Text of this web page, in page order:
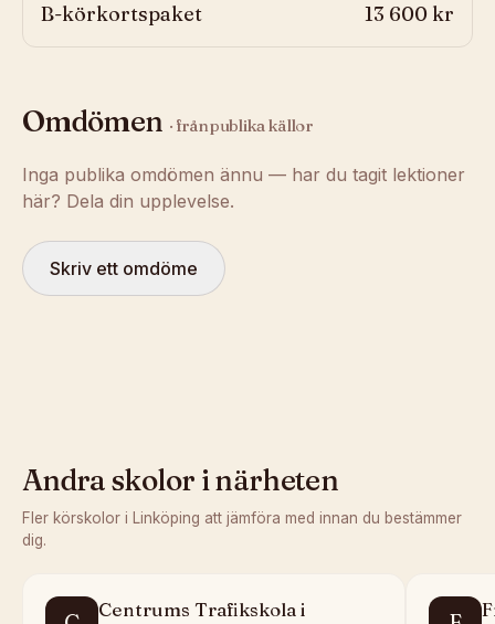
B-körkortspaket 13 600 kr
Omdömen · från publika källor
Inga publika omdömen ännu — har du tagit lektioner
här? Dela din upplevelse.
Skriv ett omdöme
Andra skolor i närheten
Fler körskolor i Linköping att jämföra med innan du bestämmer
dig.
Centrums Trafikskola i